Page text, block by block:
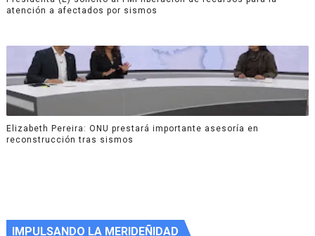
atención a afectados por sismos
Elizabeth Pereira: ONU prestará importante asesoría en
reconstrucción tras sismos
IMPULSANDO LA MERIDEÑIDAD